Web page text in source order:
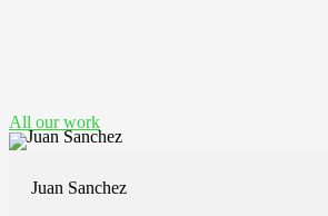
All our work
Juan Sanchez